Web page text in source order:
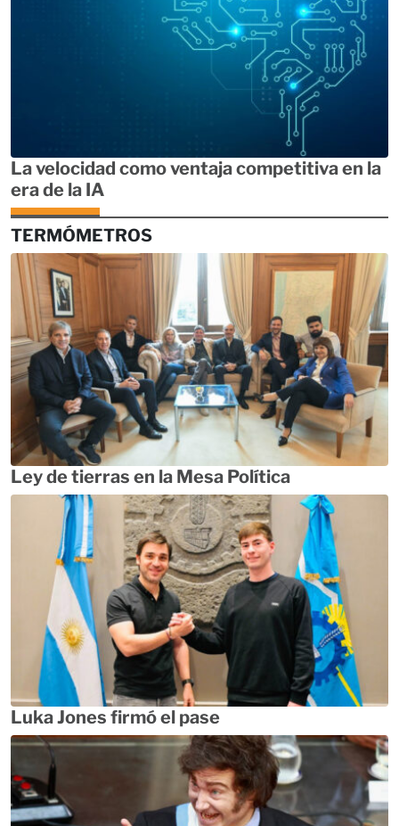
La velocidad como ventaja competitiva en la
era de la IA
TERMÓMETROS
Ley de tierras en la Mesa Política
Luka Jones firmó el pase